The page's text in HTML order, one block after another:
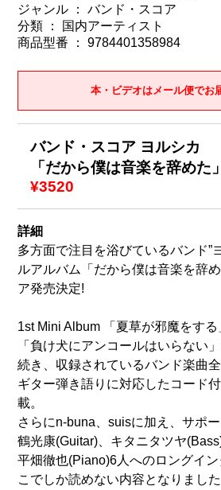
ジャンル ： バンド・スコア
分類 ： 国内アーティスト
商品型番 ： 9784401358984
本・ビデオはメール便でお
バンド・スコア ヨルシカ
「だから僕は音楽を辞めた」
¥3520
詳細
多方面で注目を浴びているバンド”
ルアルバム「だから僕は音楽を辞
ア発売決定!
1st Mini Album 「夏草が邪魔をす
「負け犬にアンコールはいらない
続き、収録されているバンド楽曲
ギター弾き語りに対応したコード
載。
さらにn-buna、suisに加え、サポ
鶴光康(Guitar)、キタニタツヤ
平畑徹也(Piano)6人へのロングイ
こでしか読めない内容となりました